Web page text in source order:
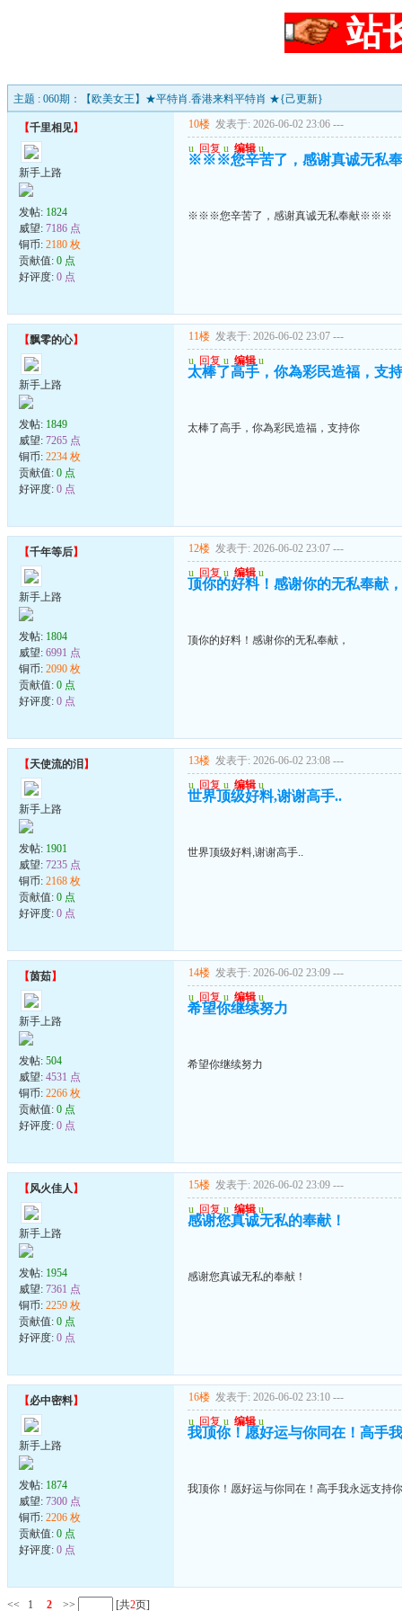
站
主题 : 060期：【欧美女王】★平特肖.香港来料平特肖 ★{己更新}
【千里相见】
新手上路
发帖: 1824
威望: 7186 点
铜币: 2180 枚
贡献值: 0 点
好评度: 0 点
10楼 发表于: 2026-06-02 23:06 ---
u 回复 u 编辑 u
※※※您辛苦了，感谢真诚无
※※※您辛苦了，感谢真诚无私奉献※※※
【飘零的心】
新手上路
发帖: 1849
威望: 7265 点
铜币: 2234 枚
贡献值: 0 点
好评度: 0 点
11楼 发表于: 2026-06-02 23:07 ---
u 回复 u 编辑 u
太棒了高手，你為彩民造福，支
太棒了高手，你為彩民造福，支持你
【千年等后】
新手上路
发帖: 1804
威望: 6991 点
铜币: 2090 枚
贡献值: 0 点
好评度: 0 点
12楼 发表于: 2026-06-02 23:07 ---
u 回复 u 编辑 u
顶你的好料！感谢你的无私奉献，
顶你的好料！感谢你的无私奉献，
【天使流的泪 】
新手上路
发帖: 1901
威望: 7235 点
铜币: 2168 枚
贡献值: 0 点
好评度: 0 点
13楼 发表于: 2026-06-02 23:08 ---
u 回复 u 编辑 u
世界顶级好料,谢谢高手..
世界顶级好料,谢谢高手..
【茵茹】
新手上路
发帖: 504
威望: 4531 点
铜币: 2266 枚
贡献值: 0 点
好评度: 0 点
14楼 发表于: 2026-06-02 23:09 ---
u 回复 u 编辑 u
希望你继续努力
希望你继续努力
【风火佳人 】
新手上路
发帖: 1954
威望: 7361 点
铜币: 2259 枚
贡献值: 0 点
好评度: 0 点
15楼 发表于: 2026-06-02 23:09 ---
u 回复 u 编辑 u
感谢您真诚无私的奉献！
感谢您真诚无私的奉献！
【必中密料】
新手上路
发帖: 1874
威望: 7300 点
铜币: 2206 枚
贡献值: 0 点
好评度: 0 点
16楼 发表于: 2026-06-02 23:10 ---
u 回复 u 编辑 u
我顶你！愿好运与你同在！高手
我顶你！愿好运与你同在！高手我永远支持
<< 1 2 >> [共2页]